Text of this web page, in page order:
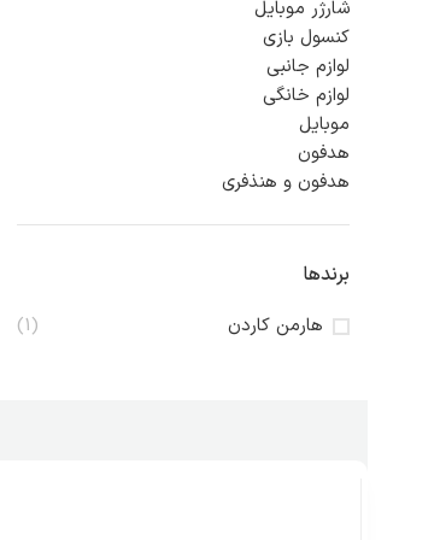
شارژر موبایل
کنسول بازی
لوازم جانبی
لوازم خانگی
موبایل
هدفون
هدفون و هنذفری
برندها
هارمن کاردن (1)